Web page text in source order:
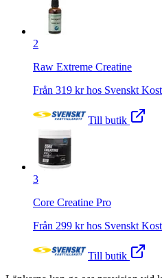
2
Raw Extreme Creatine
Från 319 kr hos Svenskt
Till butik
3
Core Creatine Pro
Från 299 kr hos Svenskt
Till butik